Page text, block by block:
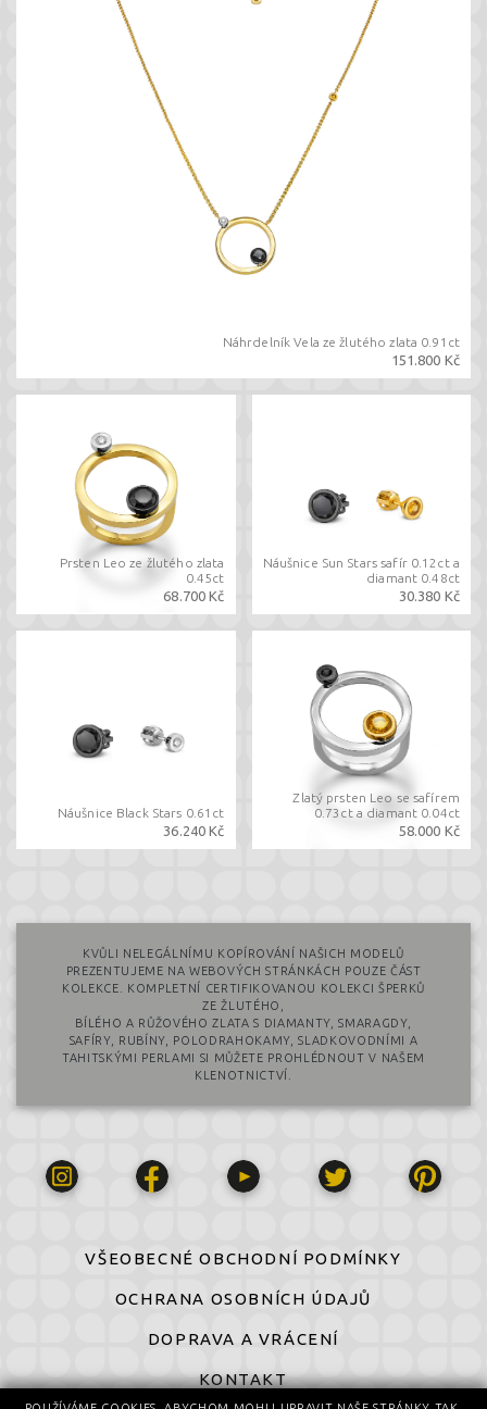
Náhrdelník Vela ze žlutého zlata 0.91ct
151.800 Kč
Prsten Leo ze žlutého zlata
0.45ct
68.700 Kč
Náušnice Sun Stars safír 0.12ct a
diamant 0.48ct
30.380 Kč
Náušnice Black Stars 0.61ct
36.240 Kč
Zlatý prsten Leo se safírem
0.73ct a diamant 0.04ct
58.000 Kč
KVŮLI NELEGÁLNÍMU KOPÍROVÁNÍ NAŠICH MODELŮ
PREZENTUJEME NA WEBOVÝCH STRÁNKÁCH POUZE ČÁST
KOLEKCE. KOMPLETNÍ CERTIFIKOVANOU KOLEKCI ŠPERKŮ
ZE ŽLUTÉHO,
BÍLÉHO A RŮŽOVÉHO ZLATA S DIAMANTY, SMARAGDY,
SAFÍRY, RUBÍNY, POLODRAHOKAMY, SLADKOVODNÍMI A
TAHITSKÝMI PERLAMI SI MŮŽETE PROHLÉDNOUT V NAŠEM
KLENOTNICTVÍ.
VŠEOBECNÉ OBCHODNÍ PODMÍNKY
OCHRANA OSOBNÍCH ÚDAJŮ
DOPRAVA A VRÁCENÍ
KONTAKT